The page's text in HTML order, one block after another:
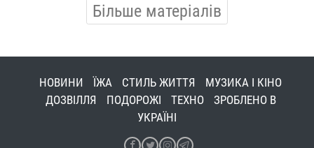
Більше матеріалів
НОВИНИ ЇЖА СТИЛЬ ЖИТТЯ
МУЗИКА І КІНО
ДОЗВІЛЛЯ
ПОДОРОЖІ ТЕХНО
ЗРОБЛЕНО В
УКРАЇНІ